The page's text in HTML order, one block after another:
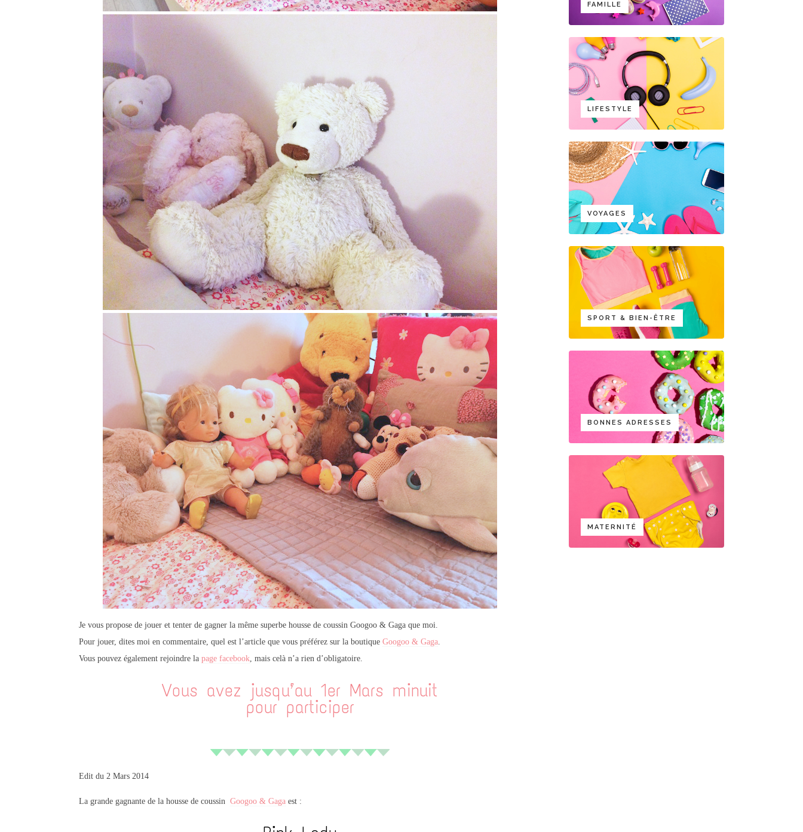
Je vous propose de jouer et tenter de gagner la même superbe housse de coussin Googoo & Gaga que moi.
Pour jouer, dites moi en commentaire, quel est l’article que vous préférez sur la boutique Googoo & Gaga.
Vous pouvez également rejoindre la page facebook, mais celà n’a rien d’obligatoire.
Vous avez jusqu’au 1er Mars minuit
pour participer
Edit du 2 Mars 2014
La grande gagnante de la housse de coussin Googoo & Gaga est :
FAMILLE
LIFESTYLE
VOYAGES
SPORT & BIEN-ÊTRE
BONNES ADRESSES
MATERNITÉ